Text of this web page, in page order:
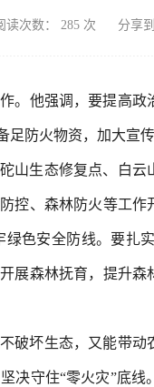
读次数： 285次 分享
。他强调，要提高
防火物资，加大宣
山生态修复点、白
控、森林防火等工
色安全防线。要
展森林抚育，提升
破坏生态，又能带
守住“零火灾”底